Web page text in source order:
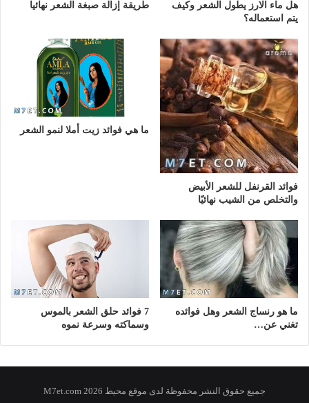
هل ماء الارز يطول الشعر وكيف
يتم استعماله؟
طريقة إزالة صبغة الشعر نهائيا
فوائد القرنفل للشعر الأبيض
والتخلص من الشيب نهائيًا
ما هي فوائد زيت أملا لنمو الشعر
ما هو رنساج الشعر وهل فوائده
تغني عن…
7 فوائد حلق الشعر بالموس
وسماكته وسرعة نموه
جميع حقوق النشر محفوظة لدى موقع محيط 2026 M7et.com